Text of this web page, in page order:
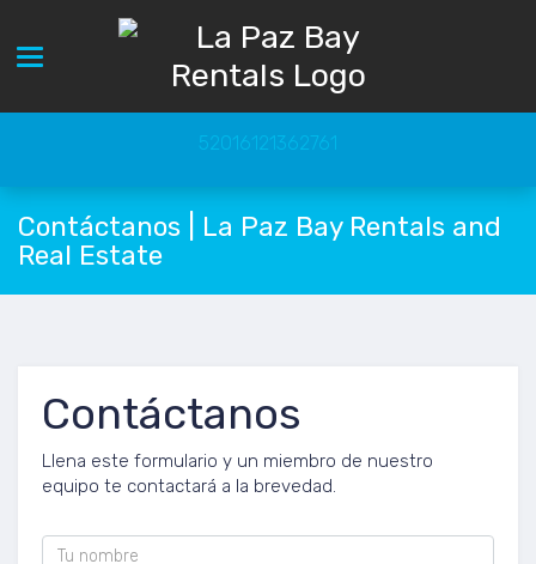
Toggle navigation
52016121362761
Contáctanos | La Paz Bay Rentals and
Real Estate
Contáctanos
Llena este formulario y un miembro de nuestro
equipo te contactará a la brevedad.